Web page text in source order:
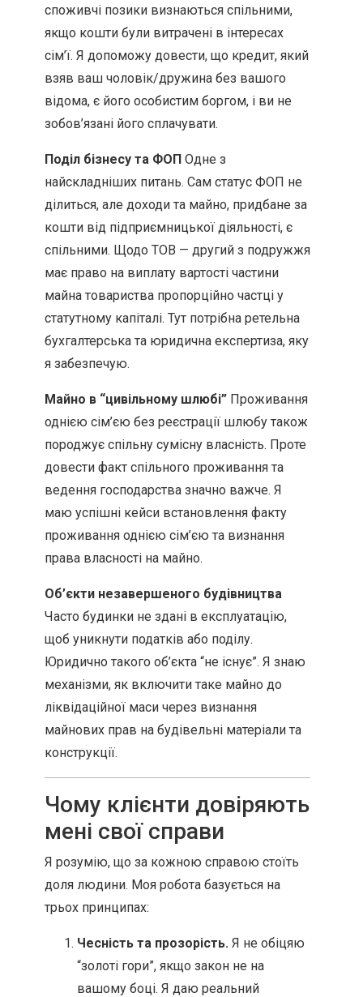
споживчі позики визнаються спільними,
якщо кошти були витрачені в інтересах
сім’ї. Я допоможу довести, що кредит, який
взяв ваш чоловік/дружина без вашого
відома, є його особистим боргом, і ви не
зобов’язані його сплачувати.
Поділ бізнесу та ФОП Одне з
найскладніших питань. Сам статус ФОП не
ділиться, але доходи та майно, придбане за
кошти від підприємницької діяльності, є
спільними. Щодо ТОВ — другий з подружжя
має право на виплату вартості частини
майна товариства пропорційно частці у
статутному капіталі. Тут потрібна ретельна
бухгалтерська та юридична експертиза, яку
я забезпечую.
Майно в “цивільному шлюбі” Проживання
однією сім’єю без реєстрації шлюбу також
породжує спільну сумісну власність. Проте
довести факт спільного проживання та
ведення господарства значно важче. Я
маю успішні кейси встановлення факту
проживання однією сім’єю та визнання
права власності на майно.
Об’єкти незавершеного будівництва
Часто будинки не здані в експлуатацію,
щоб уникнути податків або поділу.
Юридично такого об’єкта “не існує”. Я знаю
механізми, як включити таке майно до
ліквідаційної маси через визнання
майнових прав на будівельні матеріали та
конструкції.
Чому клієнти довіряють
мені свої справи
Я розумію, що за кожною справою стоїть
доля людини. Моя робота базується на
трьох принципах:
Чесність та прозорість. Я не обіцяю
“золоті гори”, якщо закон не на
вашому боці. Я даю реальний